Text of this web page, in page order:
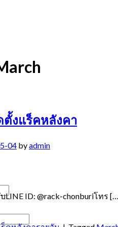
ตั้งแร็คหลังคา
04 byadmin
ID: @rack-chonburiโทร